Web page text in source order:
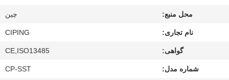
سایت
محل منبع: چین
نام تجاری: CIPING
گواهی: CE,ISO13485
شماره مدل: CP-SST